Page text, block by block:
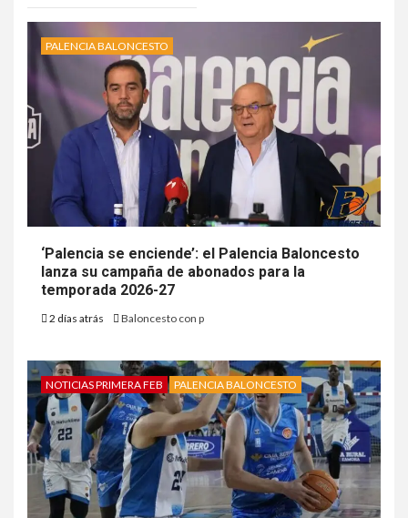
PALENCIA BALONCESTO
‘Palencia se enciende’: el Palencia Baloncesto
lanza su campaña de abonados para la
temporada 2026-27
2 días atrás Baloncesto con p
NOTICIAS PRIMERA FEB PALENCIA BALONCESTO